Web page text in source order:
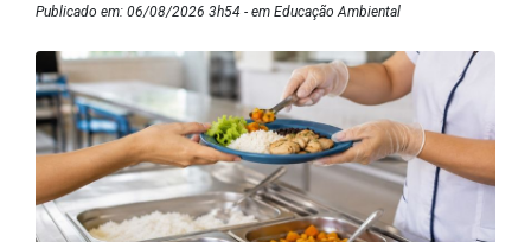
Publicado em: 06/08/2026 3h54 - em Educação Ambiental